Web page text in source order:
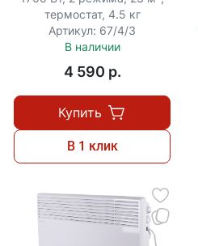
термостат, 4.5 кг
Артикул: 67/4/3
В наличии
4 590 p.
Купить
В 1 клик